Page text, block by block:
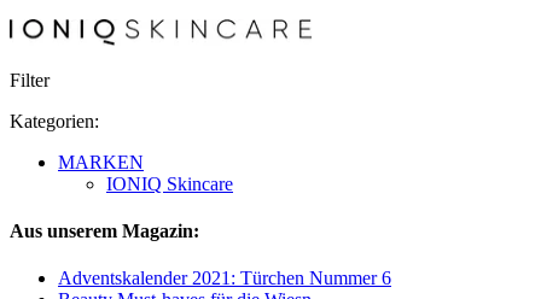
Filter
Kategorien:
MARKEN
IONIQ Skincare
Aus unserem Magazin:
Adventskalender 2021: Türchen Nummer 6